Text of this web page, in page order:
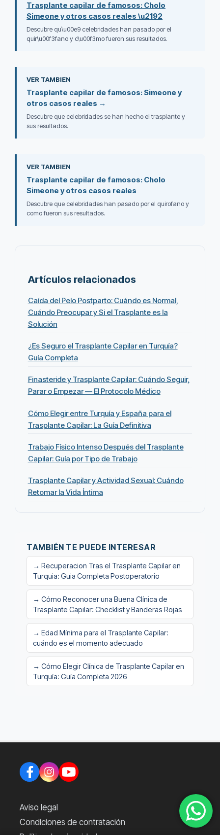
Trasplante capilar de famosos: Cholo
Simeone y otros casos reales \u2192
Descubre qu\u00e9 celebridades han pasado por el
quir\u00f3fano y c\u00f3mo fueron sus resultados.
VER TAMBIEN
Trasplante capilar de famosos: Simeone y
otros casos reales →
Descubre que celebridades se han hecho el trasplante y
sus resultados.
VER TAMBIEN
Trasplante capilar de famosos: Cholo
Simeone y otros casos reales
Descubre que celebridades han pasado por el quirofano y
como fueron sus resultados.
Artículos relacionados
Caída del Pelo Postparto: Cuándo es Normal,
Cuándo Preocupar y Si el Trasplante es la
Solución
¿Es Seguro el Trasplante Capilar en Turquía?
Guía Completa
Finasteride y Trasplante Capilar: Cuándo Seguir,
Parar o Empezar — El Protocolo Médico
Cómo Elegir entre Turquía y España para el
Trasplante Capilar: La Guía Definitiva
Trabajo Físico Intenso Después del Trasplante
Capilar: Guía por Tipo de Trabajo
Trasplante Capilar y Actividad Sexual: Cuándo
Retomar la Vida Íntima
TAMBIÉN TE PUEDE INTERESAR
→ Recuperacion Tras el Trasplante Capilar en
Turquia: Guia Completa Postoperatorio
→ Cómo Reconocer una Buena Clínica de
Trasplante Capilar: Checklist y Banderas Rojas
→ Edad Mínima para el Trasplante Capilar:
cuándo es el momento adecuado
→ Cómo Elegir Clínica de Trasplante Capilar en
Turquía: Guía Completa 2026
Aviso legal
Condiciones de contratación